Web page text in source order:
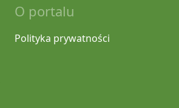
O portalu
Polityka prywatności